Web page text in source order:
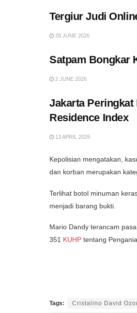
Tergiur Judi
20 JUNE 2026
Satpam Bongkar
2 JUNE 2026
Jakarta Peringkat
Residence Index
13 APRIL 2026
Kepolisian mengatakan,
dan korban merupakan
Terlihat botol minuman
menjadi barang bukti.
Mario Dandy terancam
351 KUHP tentang
Tags: Cristalino David